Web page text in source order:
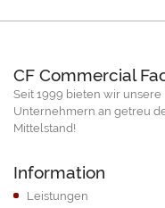
CF Commercial
Seit 1999 bieten wir unsere
Unternehmern an getreu
Mittelstand!
Information
Leistungen